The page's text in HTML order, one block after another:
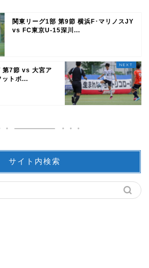
関東リーグ1部 第9節 横浜F･マリノスJY
vs FC東京U-15深川...
第7節 vs 大宮ア
ットボ...
サイト内検索